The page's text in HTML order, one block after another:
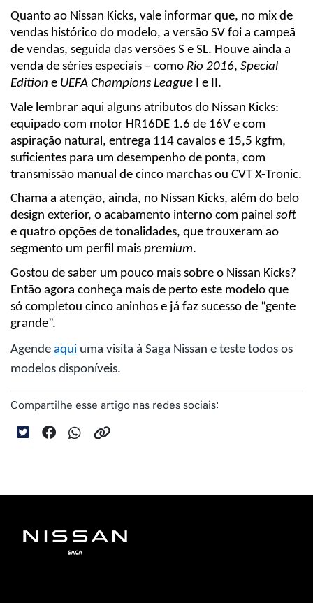
Quanto ao Nissan Kicks, vale informar que, no mix de
vendas histórico do modelo, a versão SV foi a campeã
de vendas, seguida das versões S e SL. Houve ainda a
venda de séries especiais – como Rio 2016, Special
Edition e UEFA Champions League I e II.
Vale lembrar aqui alguns atributos do Nissan Kicks:
equipado com motor HR16DE 1.6 de 16V e com
aspiração natural, entrega 114 cavalos e 15,5 kgfm,
suficientes para um desempenho de ponta, com
transmissão manual de cinco marchas ou CVT X-Tronic.
Chama a atenção, ainda, no Nissan Kicks, além do belo
design exterior, o acabamento interno com painel soft
e quatro opções de tonalidades, que trouxeram ao
segmento um perfil mais premium.
Gostou de saber um pouco mais sobre o Nissan Kicks?
Então agora conheça mais de perto este modelo que
só completou cinco aninhos e já faz sucesso de “gente
grande”.
Agende aqui uma visita à Saga Nissan e teste todos os
modelos disponíveis.
Compartilhe esse artigo nas redes sociais: